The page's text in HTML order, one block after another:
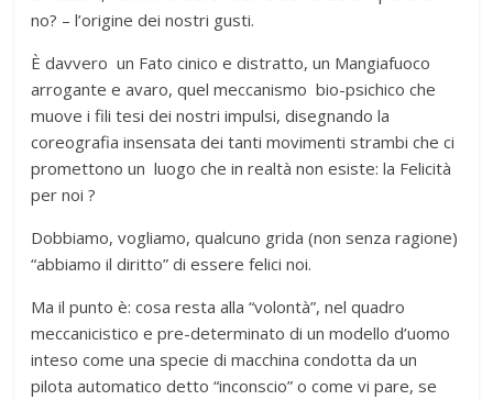
no? – l’origine dei nostri gusti.
È davvero un Fato cinico e distratto, un Mangiafuoco
arrogante e avaro, quel meccanismo bio-psichico che
muove i fili tesi dei nostri impulsi, disegnando la
coreografia insensata dei tanti movimenti strambi che ci
promettono un luogo che in realtà non esiste: la Felicità
per noi ?
Dobbiamo, vogliamo, qualcuno grida (non senza ragione)
“abbiamo il diritto” di essere felici noi.
Ma il punto è: cosa resta alla “volontà”, nel quadro
meccanicistico e pre-determinato di un modello d’uomo
inteso come una specie di macchina condotta da un
pilota automatico detto “inconscio” o come vi pare, se